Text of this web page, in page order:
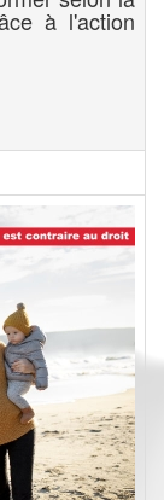
à l'action